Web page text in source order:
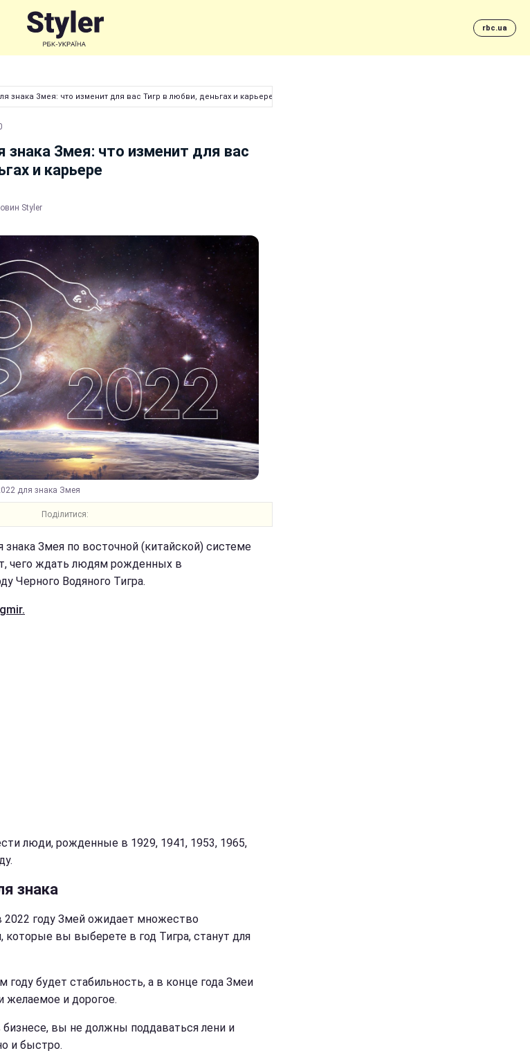
rbc.ua
знака Змея: что изменит для вас Тигр в любви, деньгах и карьере
знака Змея: что изменит для вас
и карьере
Styler
для знака Змея
Поділитися:
знака Змея по восточной (китайской) системе
чего ждать людям рожденных в
Черного Водяного Тигра.
люди, рожденные в 1929, 1941, 1953, 1965,
знака
2022 году Змей ожидает множество
которые вы выберете в год Тигра, станут для
будет стабильность, а в конце года Змеи
желаемое и дорогое.
вы не должны поддаваться лени и
и быстро.